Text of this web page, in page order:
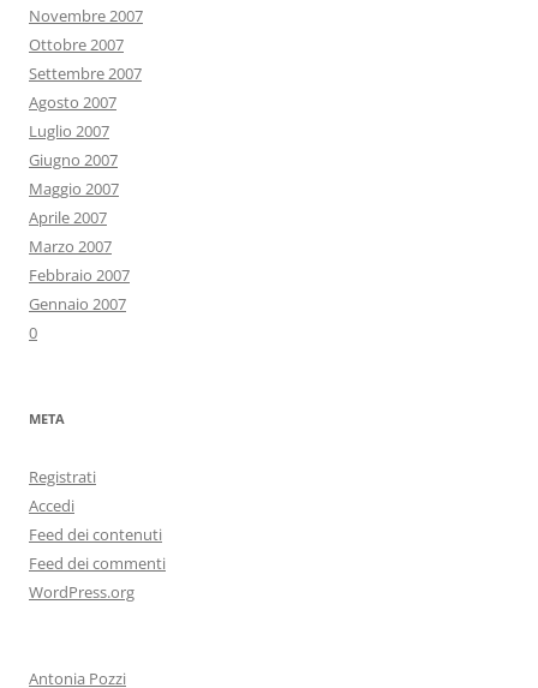
Novembre 2007
Ottobre 2007
Settembre 2007
Agosto 2007
Luglio 2007
Giugno 2007
Maggio 2007
Aprile 2007
Marzo 2007
Febbraio 2007
Gennaio 2007
0
META
Registrati
Accedi
Feed dei contenuti
Feed dei commenti
WordPress.org
Antonia Pozzi